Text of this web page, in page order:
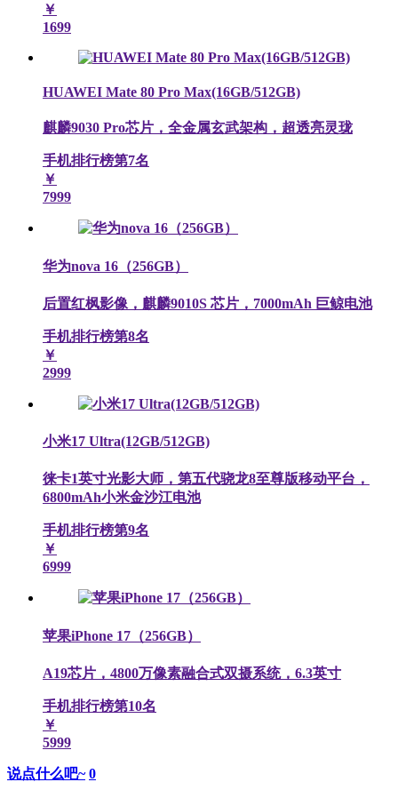
￥
1699
HUAWEI Mate 80 Pro Max(16GB/512GB)
麒麟9030 Pro芯片，全金属玄武架构，超透亮灵珑
手机排行榜第7名
￥
7999
华为nova 16（256GB）
后置红枫影像，麒麟9010S 芯片，7000mAh 巨鲸电池
手机排行榜第8名
￥
2999
小米17 Ultra(12GB/512GB)
徕卡1英寸光影大师，第五代骁龙8至尊版移动平台，
6800mAh小米金沙江电池
手机排行榜第9名
￥
6999
苹果iPhone 17（256GB）
A19芯片，4800万像素融合式双摄系统，6.3英寸
手机排行榜第10名
￥
5999
说点什么吧~ 0